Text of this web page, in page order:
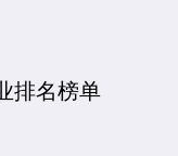
排名榜单